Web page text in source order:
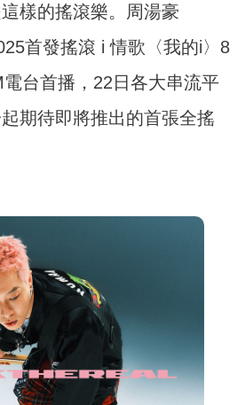
樣的搖滾樂。周湯豪
首發搖滾 i 情歌〈我的i〉8
電台首播，22日各大串流平
期待即將推出的首張全搖